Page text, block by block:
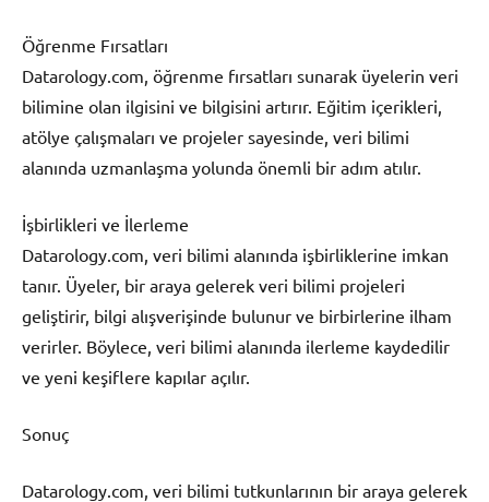
Öğrenme Fırsatları
Datarology.com, öğrenme fırsatları sunarak üyelerin veri
bilimine olan ilgisini ve bilgisini artırır. Eğitim içerikleri,
atölye çalışmaları ve projeler sayesinde, veri bilimi
alanında uzmanlaşma yolunda önemli bir adım atılır.
İşbirlikleri ve İlerleme
Datarology.com, veri bilimi alanında işbirliklerine imkan
tanır. Üyeler, bir araya gelerek veri bilimi projeleri
geliştirir, bilgi alışverişinde bulunur ve birbirlerine ilham
verirler. Böylece, veri bilimi alanında ilerleme kaydedilir
ve yeni keşiflere kapılar açılır.
Sonuç
Datarology.com, veri bilimi tutkunlarının bir araya gelerek